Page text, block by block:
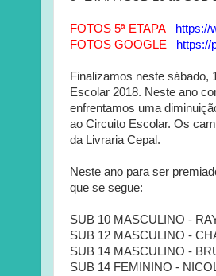
FOTOS 5ª ETAPA
https://
FOTOS GOOGLE
https://
Finalizamos neste sábado,
Escolar 2018. Neste ano
enfrentamos uma
ao Circuito Escolar. Os
da Livraria Cepal.
Neste ano para ser
que se segue:
SUB 10 MASCULINO -
SUB 12 MASCULINO -
SUB 14 MASCULINO -
SUB 14 FEMININO -